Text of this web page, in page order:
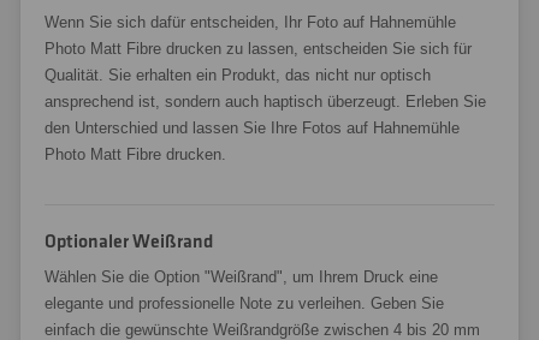
Wenn Sie sich dafür entscheiden, Ihr Foto auf Hahnemühle
Photo Matt Fibre drucken zu lassen, entscheiden Sie sich für
Qualität. Sie erhalten ein Produkt, das nicht nur optisch
ansprechend ist, sondern auch haptisch überzeugt. Erleben Sie
den Unterschied und lassen Sie Ihre Fotos auf Hahnemühle
Photo Matt Fibre drucken.
Optionaler Weißrand
Wählen Sie die Option "Weißrand", um Ihrem Druck eine
elegante und professionelle Note zu verleihen. Geben Sie
einfach die gewünschte Weißrandgröße zwischen 4 bis 20 mm